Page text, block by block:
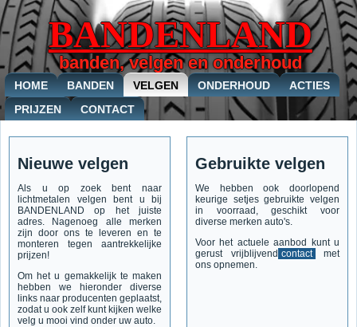
BANDENLAND
banden, velgen en onderhoud
HOME BANDEN VELGEN ONDERHOUD
ACTIES
PRIJZEN
CONTACT
Nieuwe velgen
Als u op zoek bent naar
lichtmetalen velgen bent u bij
BANDENLAND op het juiste
adres. Nagenoeg alle merken
zijn door ons te leveren en te
monteren tegen aantrekkelijke
prijzen!
Om het u gemakkelijk te maken
hebben we hieronder diverse
links naar producenten geplaatst,
zodat u ook zelf kunt kijken welke
velg u mooi vind onder uw auto.
Gebruikte velgen
We hebben ook doorlopend
keurige setjes gebruikte velgen
in voorraad, geschikt voor
diverse merken auto's.
Voor het actuele aanbod kunt u
gerust vrijblijvend contact
met
ons opnemen.